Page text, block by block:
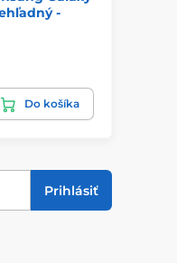
-
Do košíka
Prihlásiť